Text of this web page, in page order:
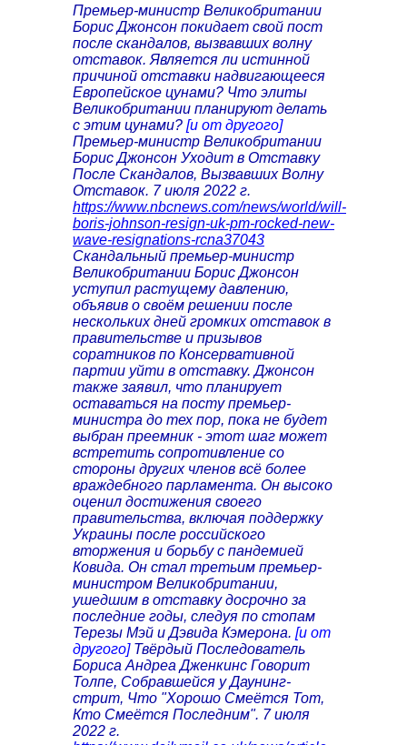
Премьер-министр Великобритании
Борис Джонсон покидает свой пост
после скандалов, вызвавших волну
отставок. Является ли истинной
причиной отставки надвигающееся
Европейское цунами? Что элиты
Великобритании планируют делать
с этим цунами? [и от другого]
Премьер-министр Великобритании
Борис Джонсон Уходит в Отставку
После Скандалов, Вызвавших Волну
Отставок. 7 июля 2022 г.
https://www.nbcnews.com/news/world/will-
boris-johnson-resign-uk-pm-rocked-new-
wave-resignations-rcna37043
Скандальный премьер-министр
Великобритании Борис Джонсон
уступил растущему давлению,
объявив о своём решении после
нескольких дней громких отставок в
правительстве и призывов
соратников по Консервативной
партии уйти в отставку. Джонсон
также заявил, что планирует
оставаться на посту премьер-
министра до тех пор, пока не будет
выбран преемник - этот шаг может
встретить сопротивление со
стороны других членов всё более
враждебного парламента. Он высоко
оценил достижения своего
правительства, включая поддержку
Украины после российского
вторжения и борьбу с пандемией
Ковида. Он стал третьим премьер-
министром Великобритании,
ушедшим в отставку досрочно за
последние годы, следуя по стопам
Терезы Мэй и Дэвида Кэмерона. [и от
другого] Твёрдый Последователь
Бориса Андреа Дженкинс Говорит
Толпе, Собравшейся у Даунинг-
стрит, Что "Хорошо Смеётся Тот,
Кто Смеётся Последним". 7 июля
2022 г.